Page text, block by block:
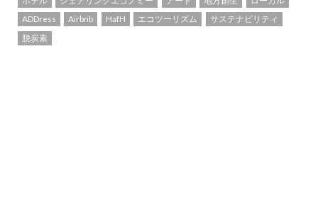
ADDress
Airbnb HafH エコツーリズム
サステナビリティ
脱炭素